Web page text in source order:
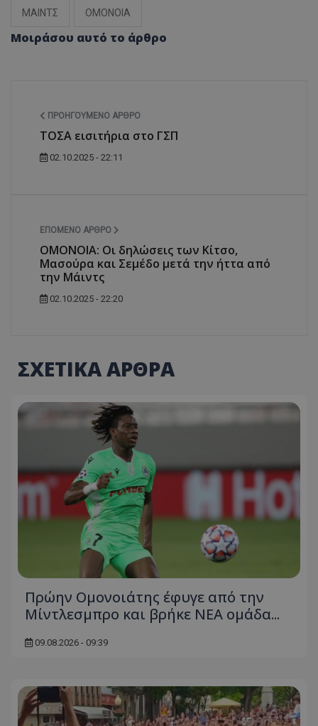
ΜΑΙΝΤΣ ΟΜΟΝΟΙΑ
Μοιράσου αυτό το άρθρο
ΠΡΟΗΓΟΎΜΕΝΟ ΆΡΘΡΟ
ΤΟΣΑ εισιτήρια στο ΓΣΠ
02.10.2025 - 22:11
ΕΠΌΜΕΝΟ ΆΡΘΡΟ
ΟΜΟΝΟΙΑ: Οι δηλώσεις των Κίτσο,
Μασούρα και Σεμέδο μετά την ήττα από
την Μάιντς
02.10.2025 - 22:20
ΣΧΕΤΙΚΑ ΑΡΘΡΑ
Πρώην Ομονοιάτης έφυγε από την
Μίντλεσμπρο και βρήκε ΝΕΑ ομάδα...
09.08.2026 - 09:39